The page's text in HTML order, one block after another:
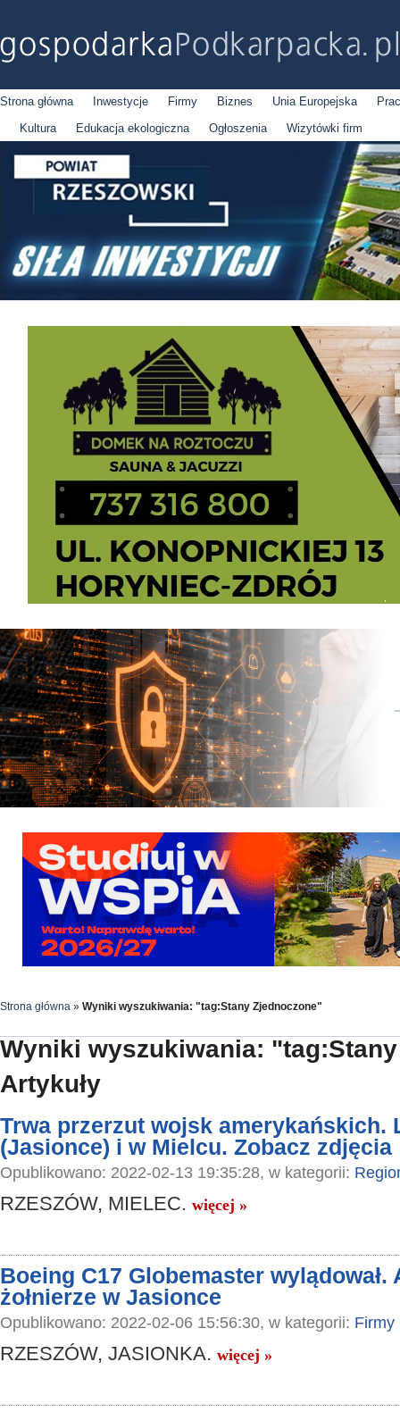
Strona główna Inwestycje Firmy Biznes Unia Europejska
Kultura
Edukacja ekologiczna Ogłoszenia Wizytówki firm
Strona główna » Wyniki wyszukiwania: "tag:Stany Zjednoczone"
Wyniki wyszukiwania:
Artykuły
Trwa przerzut wojsk amerykańskich.
(Jasionce) i w Mielcu. Zobacz zdjęcia
Opublikowano: 2022-02-13 19:35:28, w kategorii:
RZESZÓW, MIELEC. więcej »
Boeing C17 Globemaster wylądował.
żołnierze w Jasionce
Opublikowano: 2022-02-06 15:56:30, w kategorii: Firmy
RZESZÓW, JASIONKA. więcej »